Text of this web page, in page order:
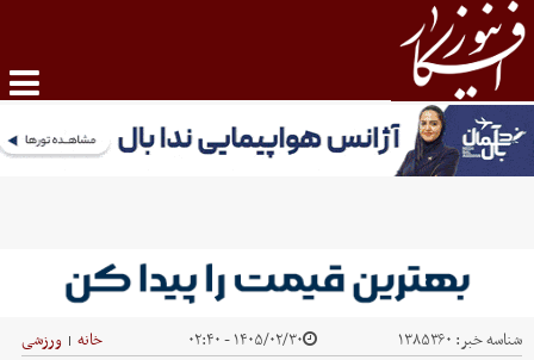
شناسه خبر: ۱۳۸۵۳۶۰ ۱۴۰۵/۰۲/۳۰ - ۰۲:۴۰ خانه | ورزشی